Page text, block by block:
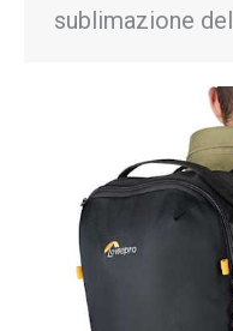
sublimazione